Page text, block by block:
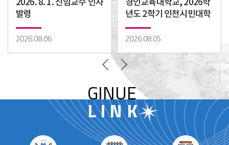
발령
2026.08.06
년도 2학기 인천시민대학
개강 시민과 함께하는 평
생교육 운영
2026.08.05
GINUE
LINK